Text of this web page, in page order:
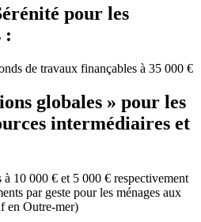
pour les
:
de travaux finançables à 35 000 €
globales » pour les
intermédiaires et
10 000 € et 5 000 € respectivement
par geste pour les ménages aux
en Outre-mer)